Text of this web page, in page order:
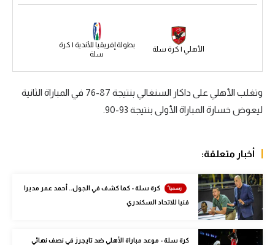
كرة سلة
كرة طائرة
الوطن العربي
في المونديال
رياضة نسائية
الأهلي | كرة سلة
بطولة إفريقيا للأندية | كرة
سلة
وتغلب الأهلي على داكار السنغالي بنتيجة 87-76 في المباراة الثانية
ليعوض خسارة المباراة الأولى بنتيجة 93-90.
أخبار متعلقة:
كرة سلة - كما كشف في الجول.. أحمد عمر مديرا
فنيا للاتحاد السكندري
كرة سلة - موعد مباراة الأهلي ضد تايجرز في نصف نهائي